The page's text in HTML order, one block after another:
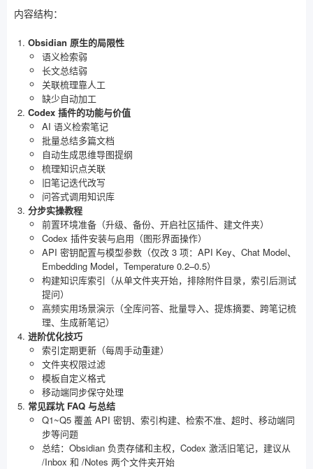
内容结构：
Obsidian 原生的局限性
语义检索弱
长文总结弱
关联梳理靠人工
缺少自动加工
Codex 插件的功能与价值
AI 语义检索笔记
批量总结多篇文档
自动生成思维导图提纲
梳理知识点关联
旧笔记迭代改写
问答式调用知识库
分步实操教程
前置环境准备（升级、备份、开启社区插件、建文件夹）
Codex 插件安装与启用（图形界面操作）
API 密钥配置与模型参数（仅改 3 项：API Key、Chat Model、
Embedding Model，Temperature 0.2–0.5）
构建知识库索引（从单文件夹开始，排除附件目录，索引后测试
提问）
高频实用场景演示（全库问答、批量导入、提炼摘要、跨笔记梳
理、生成新笔记）
进阶优化技巧
索引定期更新（每周手动重建）
文件夹权限过滤
模板自定义格式
移动端同步保守处理
常见踩坑 FAQ 与总结
Q1~Q5 覆盖 API 密钥、索引构建、检索不准、超时、移动端同
步等问题
总结：Obsidian 负责存储和主权，Codex 激活旧笔记，建议从
/Inbox 和 /Notes 两个文件夹开始